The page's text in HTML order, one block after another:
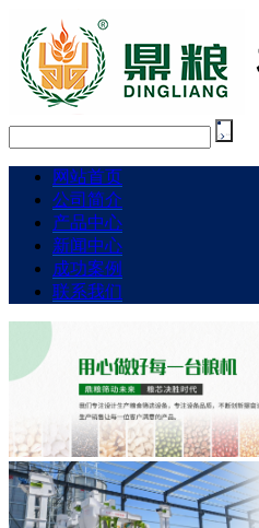
网站首页
公司简介
产品中心
新闻中心
成功案例
联系我们